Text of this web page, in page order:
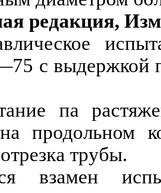
редакция,
с выдержкой
па растяже
продольном
трубы.
взамен